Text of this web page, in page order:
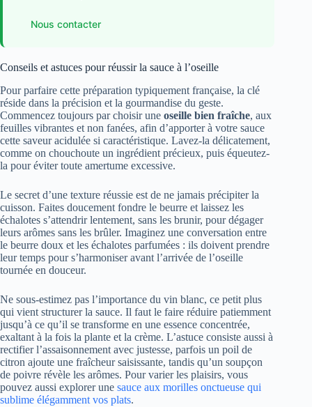
Nous contacter
Conseils et astuces pour réussir la sauce à l’oseille
Pour parfaire cette préparation typiquement française, la clé
réside dans la précision et la gourmandise du geste.
Commencez toujours par choisir une oseille bien fraîche, aux
feuilles vibrantes et non fanées, afin d’apporter à votre sauce
cette saveur acidulée si caractéristique. Lavez-la délicatement,
comme on chouchoute un ingrédient précieux, puis équeutez-
la pour éviter toute amertume excessive.
Le secret d’une texture réussie est de ne jamais précipiter la
cuisson. Faites doucement fondre le beurre et laissez les
échalotes s’attendrir lentement, sans les brunir, pour dégager
leurs arômes sans les brûler. Imaginez une conversation entre
le beurre doux et les échalotes parfumées : ils doivent prendre
leur temps pour s’harmoniser avant l’arrivée de l’oseille
tournée en douceur.
Ne sous-estimez pas l’importance du vin blanc, ce petit plus
qui vient structurer la sauce. Il faut le faire réduire patiemment
jusqu’à ce qu’il se transforme en une essence concentrée,
exaltant à la fois la plante et la crème. L’astuce consiste aussi à
rectifier l’assaisonnement avec justesse, parfois un poil de
citron ajoute une fraîcheur saisissante, tandis qu’un soupçon
de poivre révèle les arômes. Pour varier les plaisirs, vous
pouvez aussi explorer une sauce aux morilles onctueuse qui
sublime élégamment vos plats.